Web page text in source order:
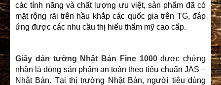
các tính năng và chất lượng ưu việt, sản phẩm đã có
mặt rộng rãi trên hầu khắp các quốc gia trên TG, đáp
ứng được các nhu cầu thị hiếu thẩm mỹ cao cấp.
Giấy dán tường Nhật Bản Fine 1000được chứng
nhận là dòng sản phẩm an toàn theo tiêu chuẩn JAS –
Nhật Bản. Tại thị trường Nhật Bản, người tiêu dùng